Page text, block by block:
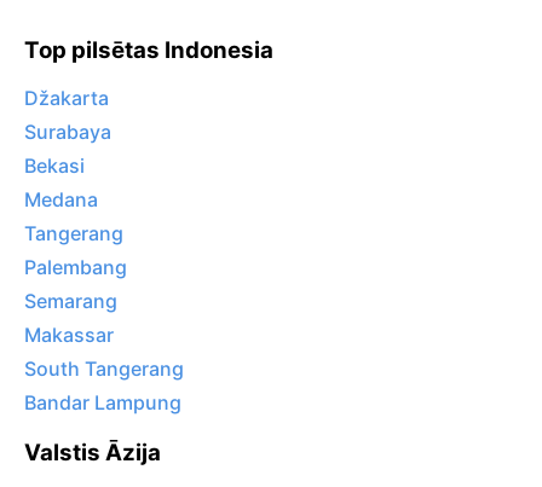
Top pilsētas Indonesia
Džakarta
Surabaya
Bekasi
Medana
Tangerang
Palembang
Semarang
Makassar
South Tangerang
Bandar Lampung
Valstis Āzija